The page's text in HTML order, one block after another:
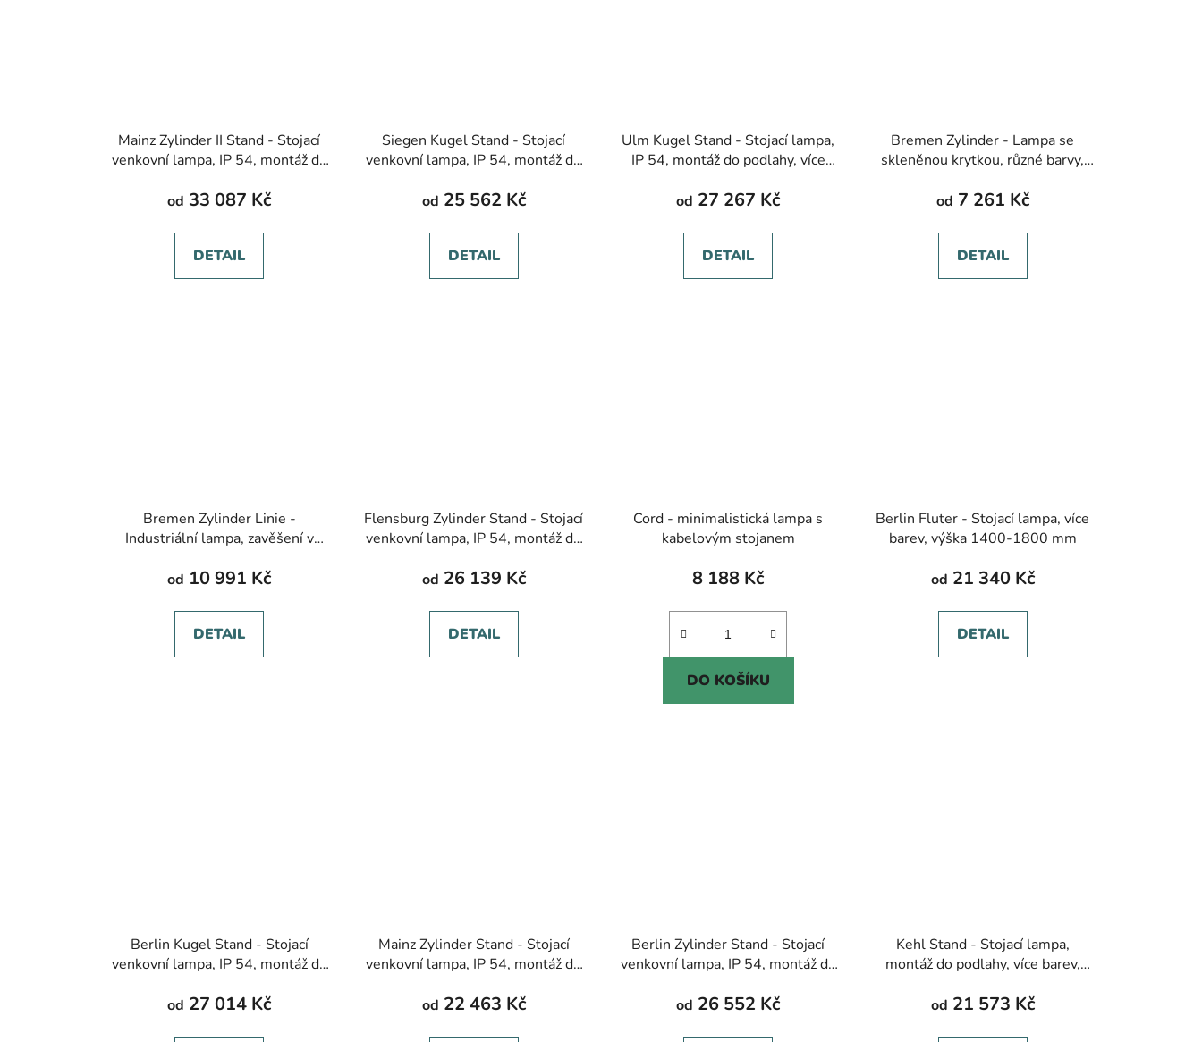
Mainz Zylinder II Stand - Stojací
venkovní lampa, IP 54, montáž do
2000 mm
od 33 087 Kč
DETAIL
Siegen Kugel Stand - Stojací
venkovní lampa, IP 54, montáž do
2000 mm
od 25 562 Kč
DETAIL
Ulm Kugel Stand - Stojací lampa,
IP 54, montáž do podlahy, více
od 27 267 Kč
DETAIL
Bremen Zylinder - Lampa se
skleněnou krytkou, různé barvy,
mm
od 7 261 Kč
DETAIL
Bremen Zylinder Linie -
Industriální lampa, zavěšení v
od 10 991 Kč
DETAIL
Flensburg Zylinder Stand - Stojací
venkovní lampa, IP 54, montáž do
2000 mm
od 26 139 Kč
DETAIL
Cord - minimalistická lampa s
kabelovým stojanem
8 188 Kč
DO KOŠÍKU
Berlin Fluter - Stojací lampa, více
barev, výška 1400-1800 mm
od 21 340 Kč
DETAIL
Berlin Kugel Stand - Stojací
venkovní lampa, IP 54, montáž do
od 27 014 Kč
Mainz Zylinder Stand - Stojací
venkovní lampa, IP 54, montáž do
2000 mm
od 22 463 Kč
Berlin Zylinder Stand - Stojací
venkovní lampa, IP 54, montáž do
od 26 552 Kč
Kehl Stand - Stojací lampa,
montáž do podlahy, více barev,
od 21 573 Kč